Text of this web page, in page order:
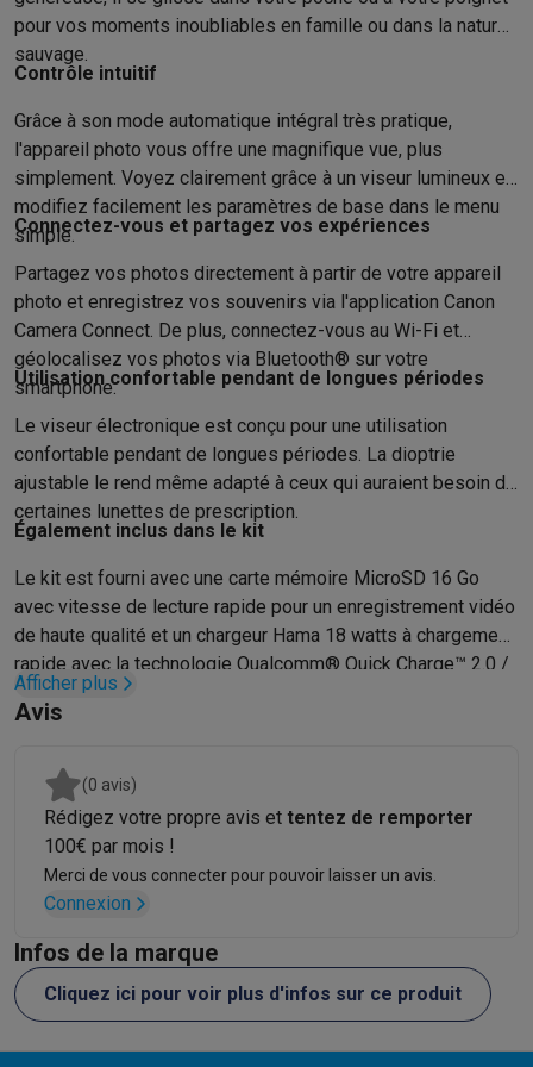
Téléphonie & montres connectées
GSMSmartphones
Protection GSMCoques iPhone Coques SamsungToutes les
Montres connectées Montres connectéesTrackers d’activité
Chargeurs GSMChargeurs et câblesChargeurs sans filCâbles
Accessoires GSMAirTags & traceurs GPSÉcouteurs sans fil
Téléphones fixesTéléphones fixesTalkie walkieBabyphones
Ordinateurs & tablettes
OrdinateursPC portables PC portables gamerApple MacBook
Périphériques IT SourisClaviersWebcamsEnceintes PC
Tablettes & liseusesTablettesApple iPad Samsung Galaxy Tab
ImprimerImprimantesCartouches d'encre & papierCricut
Réseau & wifiRouteurs & points d'accèsAdaptateurs CPL &
Mémoire & stockage Disques durs externes SSDClés USB
Logiciels Windows & Microsoft OfficeAnti-VirusAutres
Accessoires ITChargeurs & câbles
Gaming
PlayStation
PlayStation 5 Jeux PS5 Jeux PS4
Manettes
Nintendo
Nintendo Switch 2 Jeux Nintendo Switch
Manettes
Xbox
Jeux Xbox Manettes Xbox Casques Xbox
Accessoires
PC gaming PC portables gamerPC gamerÉcrans gamingSouris
Setup gamingCasques gaming
Consoles de jeu
Montres connectées
Mobilité
Sécurité & protection
Caméras de surveillance
Système
Paiement connecté
Terminaux de paiement
Accessoires
Ambiance & confort
Cuisine Réfrigérateurs connectés
Ménage & santé
Lave-linge connectés Sèche-linge connectés
Produits éco
pour vos moments inoubliables en famille ou dans la nature
sauvage.
Contrôle intuitif
Grâce à son mode automatique intégral très pratique,
l'appareil photo vous offre une magnifique vue, plus
simplement. Voyez clairement grâce à un viseur lumineux et
modifiez facilement les paramètres de base dans le menu
simple.
Connectez-vous et partagez vos expériences
Partagez vos photos directement à partir de votre appareil
photo et enregistrez vos souvenirs via l'application Canon
Camera Connect. De plus, connectez-vous au Wi-Fi et
géolocalisez vos photos via Bluetooth® sur votre
smartphone.
Utilisation confortable pendant de longues périodes
Le viseur électronique est conçu pour une utilisation
confortable pendant de longues périodes. La dioptrie
ajustable le rend même adapté à ceux qui auraient besoin de
certaines lunettes de prescription.
Également inclus dans le kit
Le kit est fourni avec une carte mémoire MicroSD 16 Go
avec vitesse de lecture rapide pour un enregistrement vidéo
de haute qualité et un chargeur Hama 18 watts à chargement
rapide avec la technologie Qualcomm® Quick Charge™ 2.0 /
3.0.
Afficher plus
Avis
(0 avis)
Rédigez votre propre avis et tentez de remporter
100€ par mois !
Merci de vous connecter pour pouvoir laisser un avis.
Connexion
Infos de la marque
Cliquez ici pour voir plus d'infos sur ce produit